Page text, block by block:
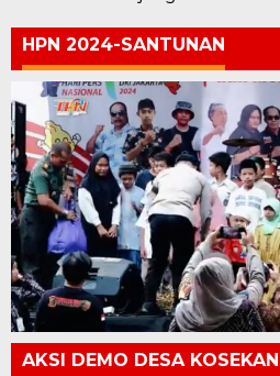
HPN 2024-SANTUNAN
AKSI DEMO DESA KOSEKAN